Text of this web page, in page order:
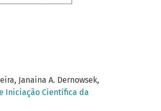
Janaina A. Dernowsek,
Iniciação Científica da